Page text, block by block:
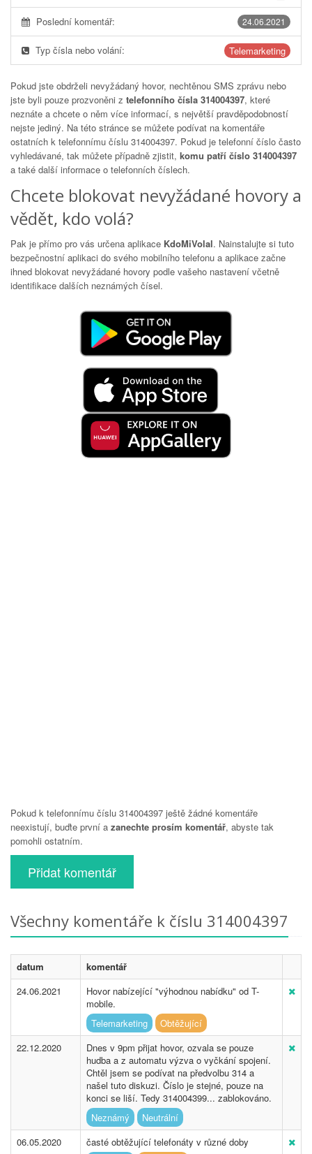
24.06.2021
Poslední komentář:
Telemarketing
Typ čísla nebo volání:
Pokud jste obdrželi nevyžádaný hovor, nechtěnou SMS zprávu nebo
jste byli pouze prozvoněni z telefonního čísla 314004397, které
neznáte a chcete o něm více informací, s největší pravděpodobností
nejste jediný. Na této stránce se můžete podívat na komentáře
ostatních k telefonnímu číslu 314004397. Pokud je telefonní číslo často
vyhledávané, tak můžete případně zjistit, komu patří číslo 314004397
a také další informace o telefonních číslech.
Chcete blokovat nevyžádané hovory a
vědět, kdo volá?
Pak je přímo pro vás určena aplikace KdoMiVolal. Nainstalujte si tuto
bezpečnostní aplikaci do svého mobilního telefonu a aplikace začne
ihned blokovat nevyžádané hovory podle vašeho nastavení včetně
identifikace dalších neznámých čísel.
Pokud k telefonnímu číslu 314004397 ještě žádné komentáře
neexistují, buďte první a zanechte prosím komentář, abyste tak
pomohli ostatním.
Přidat komentář
Všechny komentáře k číslu 314004397
datum
komentář
24.06.2021
Hovor nabízející "výhodnou nabídku" od T-
mobile.
Telemarketing
Obtěžující
22.12.2020
Dnes v 9pm přijat hovor, ozvala se pouze
hudba a z automatu výzva o vyčkání spojení.
Chtěl jsem se podívat na předvolbu 314 a
našel tuto diskuzi. Číslo je stejné, pouze na
konci se liší. Tedy 314004399... zablokováno.
Neznámý
Neutrální
06.05.2020
časté obtěžující telefonáty v různé doby